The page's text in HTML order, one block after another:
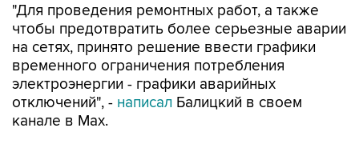
"Для проведения ремонтных работ, а также
чтобы предотвратить более серьезные аварии
на сетях, принято решение ввести графики
временного ограничения потребления
электроэнергии - графики аварийных
отключений", - написал Балицкий в своем
канале в Max.